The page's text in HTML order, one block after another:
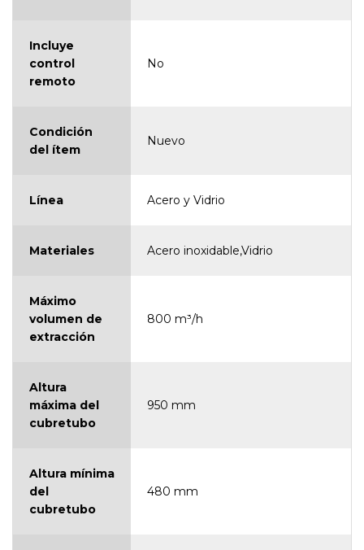
Incluye
control
remoto
No
Condición
del ítem
Nuevo
Línea Acero y Vidrio
Materiales Acero inoxidable,Vidrio
Máximo
volumen de
extracción
800 m³/h
Altura
máxima del
cubretubo
950 mm
Altura mínima
del
cubretubo
480 mm